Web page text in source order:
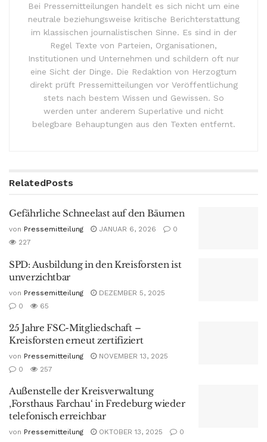
Bei Pressemitteilungen handelt es sich nicht um eine
neutrale beziehungsweise kritische Berichterstattung
im klassischen journalistischen Sinne. Es sind in der
Regel Texte von Parteien, Organisationen,
Institutionen und Unternehmen und schildern oft nur
eine Sicht der Dinge. Die Redaktion von Herzogtum
direkt prüft Pressemitteilungen vor Veröffentlichung
stets nach bestem Wissen und Gewissen. So
werden unter anderem Superlative und nicht
belegbare Behauptungen aus den Texten entfernt.
RelatedPosts
Gefährliche Schneelast auf den Bäumen
von Pressemitteilung JANUAR 6, 2026
0
227
SPD: Ausbildung in den Kreisforsten ist
unverzichtbar
von Pressemitteilung
DEZEMBER 5, 2025
0
65
25 Jahre FSC-Mitgliedschaft –
Kreisforsten erneut zertifiziert
von Pressemitteilung
NOVEMBER 13, 2025
0
257
Außenstelle der Kreisverwaltung
‚Forsthaus Farchau‘ in Fredeburg wieder
telefonisch erreichbar
von Pressemitteilung OKTOBER 13, 2025
0